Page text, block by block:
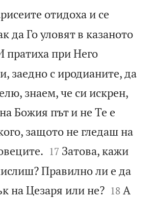
отидоха и се
да Го уловят в казаното
пратиха при Него
заедно с иродианите, да
знаем, че си искрен,
Божия път и не Те е
защото не гледаш на


17 Затова, кажи
Правилно ли е да
на Цезаря или не?
18 А